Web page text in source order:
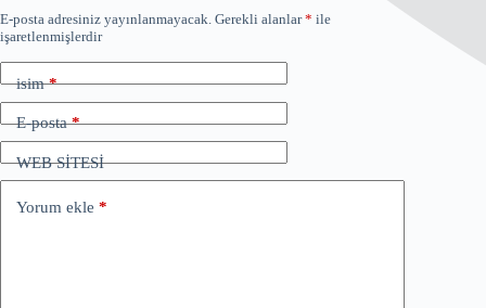
E-posta adresiniz yayınlanmayacak. Gerekli alanlar* ile
işaretlenmişlerdir
isim*
E-posta*
WEB SİTESİ
Yorum ekle *